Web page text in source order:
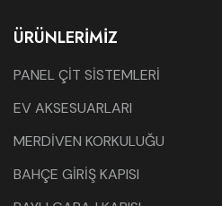
ÜRÜNLERIMIZ
PANEL ÇİT SİSTEMLERİ
EV AKSESUARLARI
MERDİVEN KORKULUĞU
BAHÇE GİRİŞ KAPISI